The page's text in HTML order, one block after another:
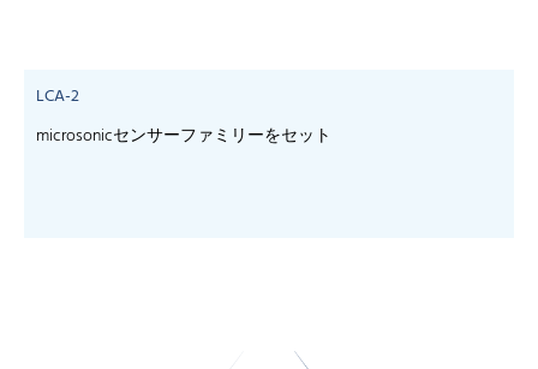
LCA-2
microsonicセンサーファミリーをセット